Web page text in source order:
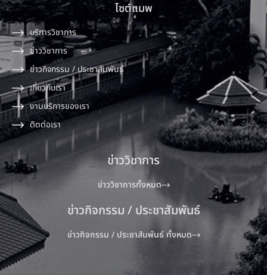
ไซต์แมพ
บริการวิชาการ
ข่าววิชาการ
ข่าวกิจกรรม / ประชาสัมพันธ์
เกี่ยวกับเรา
งานบริการของเรา
ติดต่อเรา
ข่าววิชาการ
ข่าววิชาการทั้งหมด
ข่าวกิจกรรม / ประชาสัมพันธ์
ข่าวกิจกรรม / ประชาสัมพันธ์ ทั้งหมด